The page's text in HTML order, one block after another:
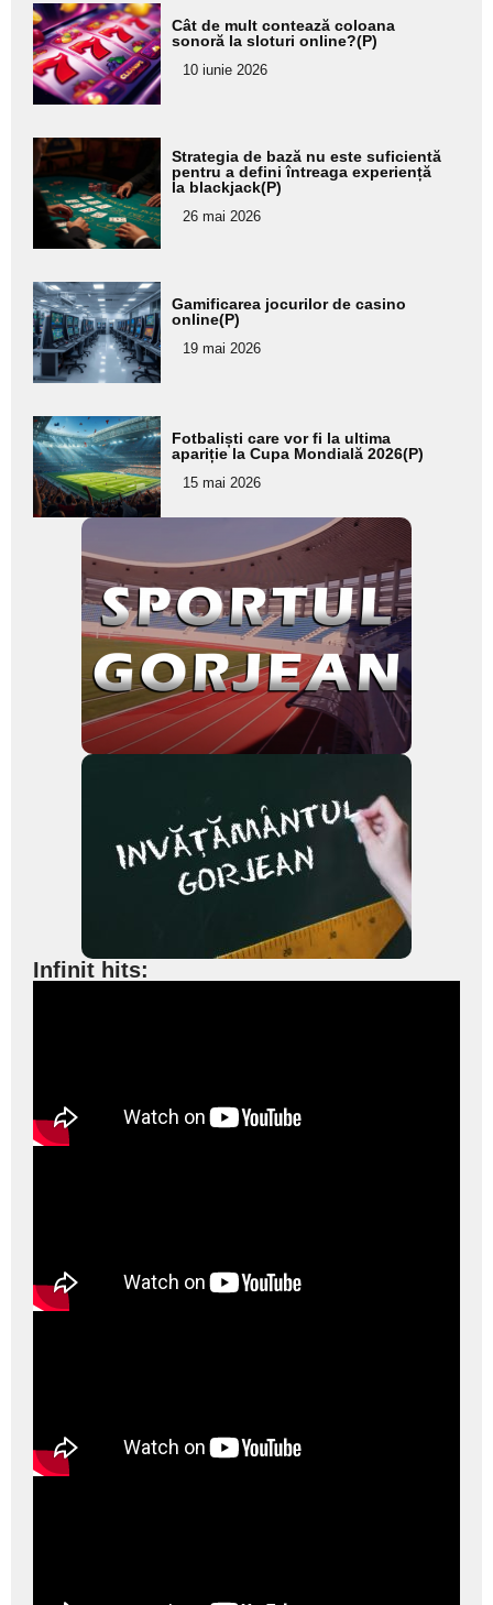
Adaugă
aici textul
pentru
subtitlu
Cât de mult contează coloana
sonoră la sloturi online?(P)
10 iunie 2026
Adaugă
aici textul
pentru
subtitlu
Strategia de bază nu este suficientă
pentru a defini întreaga experiență
la blackjack(P)
26 mai 2026
Adaugă
aici textul
pentru
subtitlu
Gamificarea jocurilor de casino
online(P)
19 mai 2026
Adaugă
aici textul
pentru
subtitlu
Fotbaliști care vor fi la ultima
apariție la Cupa Mondială 2026(P)
15 mai 2026
Infinit hits: